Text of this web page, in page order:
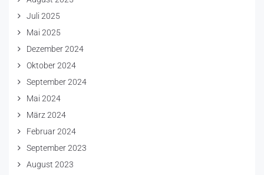
Juli 2025
Mai 2025
Dezember 2024
Oktober 2024
September 2024
Mai 2024
März 2024
Februar 2024
September 2023
August 2023